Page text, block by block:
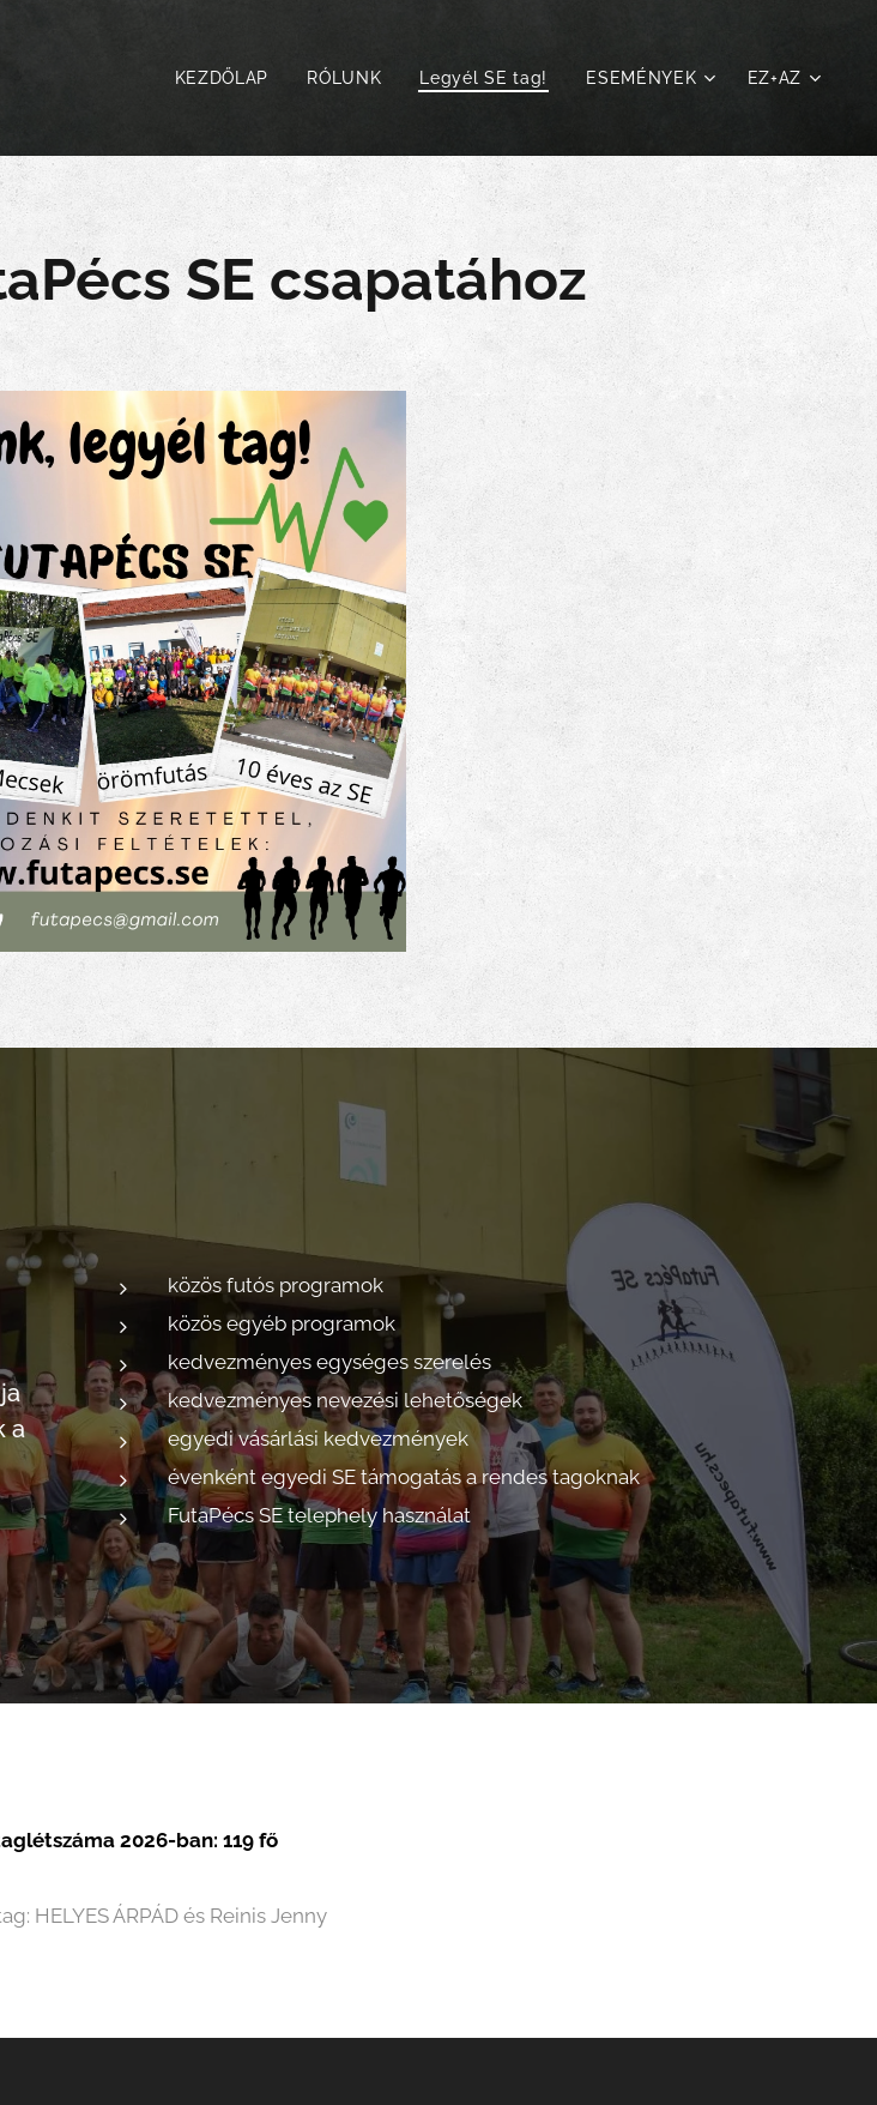
KEZDŐLAP RÓLUNK Legyél SE tag! ESEMÉNYEK EZ+AZ
SE csapatához
a
közös futós programok
közös egyéb programok
kedvezményes egységes szerelés
kedvezményes nevezési lehetőségek
egyedi vásárlási kedvezmények
évenként egyedi SE támogatás a rendes tagoknak
FutaPécs SE telephely használat
2026-ban: 119 fő
HELYES ÁRPÁD és Reinis Jenny